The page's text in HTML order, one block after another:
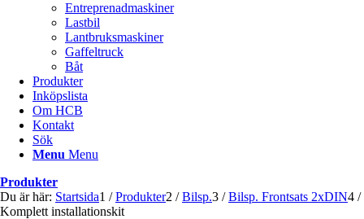
Entreprenadmaskiner
Lastbil
Lantbruksmaskiner
Gaffeltruck
Båt
Produkter
Inköpslista
Om HCB
Kontakt
Sök
Menu Menu
Produkter
Du är här: Startsida1 / Produkter2 / Bilsp.3 / Bilsp. Frontsats 2xDIN4 /
Komplett installationskit